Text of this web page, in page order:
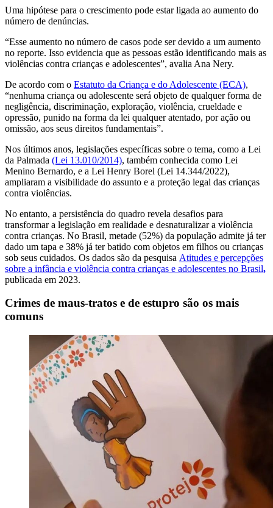
Uma hipótese para o crescimento pode estar ligada ao aumento do
número de denúncias.
“Esse aumento no número de casos pode ser devido a um aumento
no reporte. Isso evidencia que as pessoas estão identificando mais as
violências contra crianças e adolescentes”, avalia Ana Nery.
De acordo com o Estatuto da Criança e do Adolescente (ECA),
“nenhuma criança ou adolescente será objeto de qualquer forma de
negligência, discriminação, exploração, violência, crueldade e
opressão, punido na forma da lei qualquer atentado, por ação ou
omissão, aos seus direitos fundamentais”.
Nos últimos anos, legislações específicas sobre o tema, como a Lei
da Palmada (Lei 13.010/2014), também conhecida como Lei
Menino Bernardo, e a Lei Henry Borel (Lei 14.344/2022),
ampliaram a visibilidade do assunto e a proteção legal das crianças
contra violências.
No entanto, a persistência do quadro revela desafios para
transformar a legislação em realidade e desnaturalizar a violência
contra crianças. No Brasil, metade (52%) da população admite já ter
dado um tapa e 38% já ter batido com objetos em filhos ou crianças
sob seus cuidados. Os dados são da pesquisa Atitudes e percepções
sobre a infância e violência contra crianças e adolescentes no Brasil,
publicada em 2023.
Crimes de maus-tratos e de estupro são os mais
comuns